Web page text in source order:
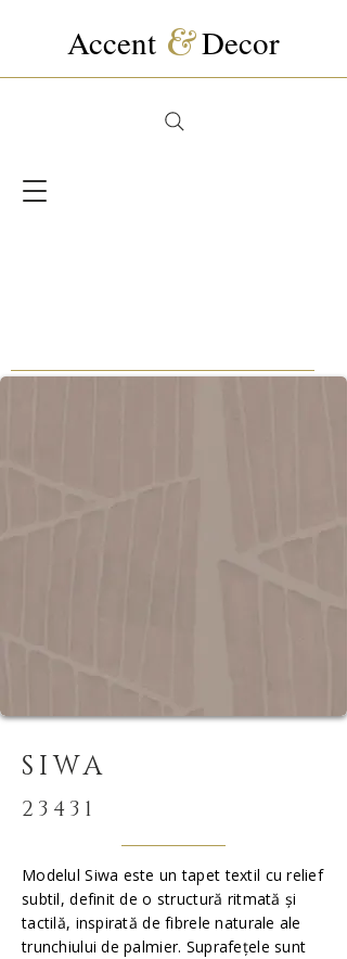
Accent &Decor
SIWA
23431
Modelul Siwa este un tapet textil cu relief
subtil, definit de o structură ritmată și
tactilă, inspirată de fibrele naturale ale
trunchiului de palmier. Suprafețele sunt